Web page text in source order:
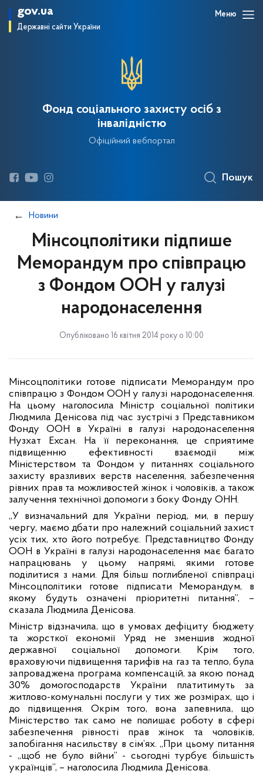
gov.ua
Державні сайти України
Меню
Фонд соціального захисту осіб з
інвалідністю
Офіційний вебпортал
Пошук
Новини
Мінсоцполітики підпише
Меморандум про співпрацю
з Фондом ООН у галузі
народонаселення
Опубліковано 16 квітня 2014 року о 10:00
Мінсоцполітики готове підписати Меморандум про
співпрацю з Фондом ООН у галузі народонаселення.
На цьому наголосила Міністр соціальної політики
Людмила Денісова під час зустрічі з Представником
Фонду ООН в Україні в галузі народонаселення
Нузхат Ехсан. На її переконання, це сприятиме
підвищенню ефективності взаємодії між
Міністерством та Фондом у питаннях соціального
захисту вразливих верств населення, забезпечення
рівних прав та можливостей жінок і чоловіків, а також
залучення технічної допомоги з боку Фонду ОНН.
„У визначальний для України період, ми, в першу
чергу, маємо дбати про належний соціальний захист
усіх тих, хто його потребує. Представництво Фонду
ООН в Україні в галузі народонаселення має багато
напрацювань у цьому напрямі, якими готове
поділитися з нами. Для більш поглибленої співпраці
Мінсоцполітики готове підписати Меморандум, в
якому будуть означені пріоритетні питання”, –
сказала Людмила Денісова.
Міністр відзначила, що в умовах дефіциту бюджету
та жорсткої економії Уряд не зменшив жодної
державної соціальної допомоги. Крім того,
враховуючи підвищення тарифів на газ та тепло, була
запроваджена програма компенсацій, за якою понад
30% домогосподарств України платитимуть за
житлово-комунальні послуги у тих же розмірах, що і
до підвищення. Окрім того, вона запевнила, що
Міністерство так само не полишає роботу в сфері
забезпечення рівності прав жінок та чоловіків,
запобігання насильству в сім’ях. „При цьому питання
- „щоб не було війни” - сьогодні турбує більшість
українців”, – наголосила Людмила Денісова.